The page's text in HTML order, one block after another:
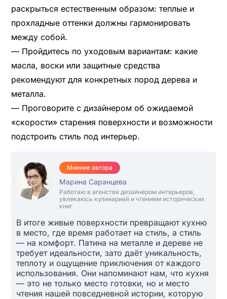
раскрыться естественным образом: теплые и
прохладные оттенки должны гармонировать
между собой.
— Пройдитесь по уходовым вариантам: какие
масла, воски или защитные средства
рекомендуют для конкретных пород дерева и
металла.
— Проговорите с дизайнером об ожидаемой
«скорости» старения поверхности и возможности
подстроить стиль под интерьер.
Мнение автора
Марина Саранцева
Работаю в агенстве дизайнером интерьеров,
увлекаюсь кулинарией и чтением исторических
книг
В итоге живые поверхности превращают кухню
в место, где время работает на стиль, а стиль
— на комфорт. Патина на металле и дереве не
требует идеальности, зато даёт уникальность,
теплоту и ощущение приключения от каждого
использования. Они напоминают нам, что кухня
— это не только место готовки, но и место
чтения нашей повседневной истории, которую